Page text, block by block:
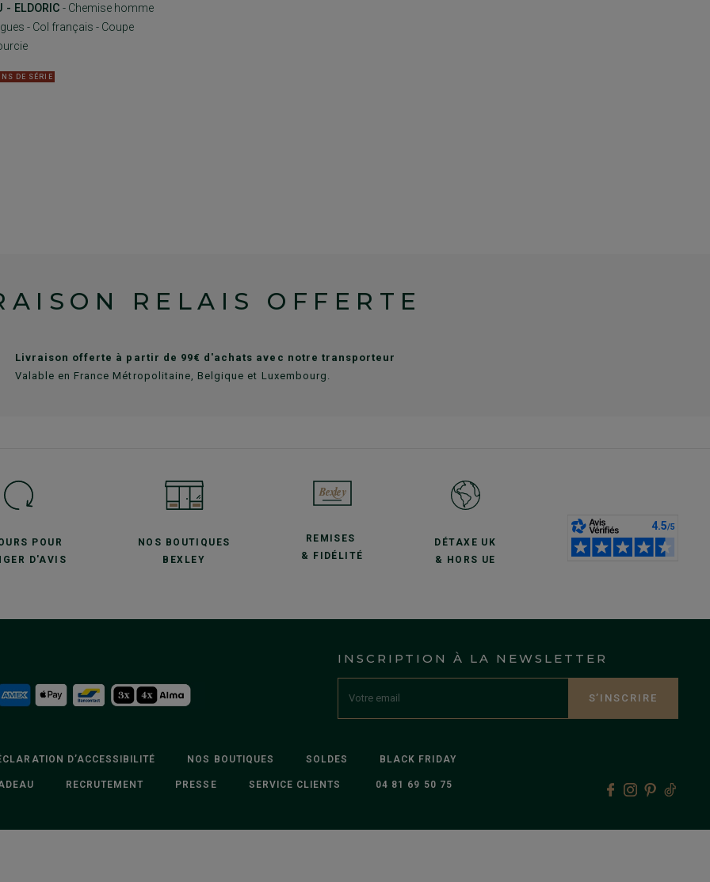
- ELDORIC - Chemise homme
- Col français - Coupe
DE SÉRIE
RELAIS OFFERTE
Livraison offerte à partir de 99€ d'achats avec notre transporteur
Valable en France Métropolitaine, Belgique et Luxembourg.
POUR
D'AVIS
NOS BOUTIQUES
BEXLEY
REMISES
& FIDÉLITÉ
DÉTAXE UK
& HORS UE
INSCRIPTION À LA NEWSLETTER
S’INSCRIRE
D’ACCESSIBILITÉ NOS BOUTIQUES SOLDES BLACK FRIDAY
RECRUTEMENT PRESSE SERVICE CLIENTS 04 81 69 50 75